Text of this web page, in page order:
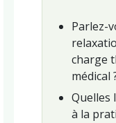
Parlez-
charge
médical
Quelles
à la